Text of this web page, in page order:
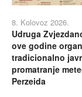
8. Kolovoz 2026.
Udruga
ove godine
tradicionalno
promatranje
Perzeida